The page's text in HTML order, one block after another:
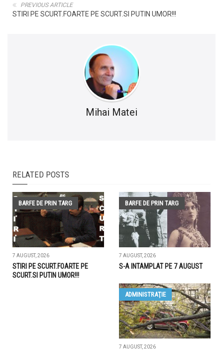
PREVIOUS ARTICLE
STIRI PE SCURT.FOARTE PE SCURT.SI PUTIN UMOR!!!
Mihai Matei
RELATED POSTS
BARFE DE PRIN TARG
7 AUGUST, 2026
STIRI PE SCURT.FOARTE PE
SCURT.SI PUTIN UMOR!!!
BARFE DE PRIN TARG
7 AUGUST, 2026
S-A INTAMPLAT PE 7 AUGUST
ADMINISTRAŢIE
7 AUGUST, 2026